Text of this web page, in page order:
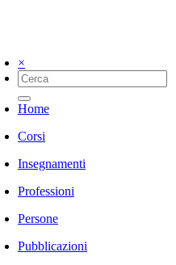
×
Home
Corsi
Insegnamenti
Professioni
Persone
Pubblicazioni